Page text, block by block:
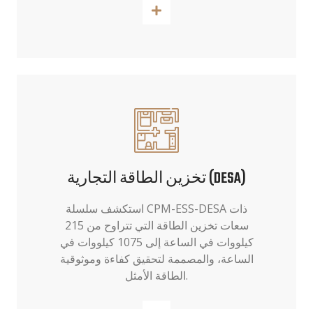
تخزين الطاقة التجارية (DESA)
استكشف سلسلة CPM-ESS-DESA ذات
سعات تخزين الطاقة التي تتراوح من 215
كيلووات في الساعة إلى 1075 كيلووات في
الساعة، والمصممة لتحقيق كفاءة وموثوقية
الطاقة الأمثل.